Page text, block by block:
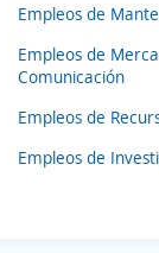
Empleos de
Empleos de
Comunicación
Empleos de
Empleos de